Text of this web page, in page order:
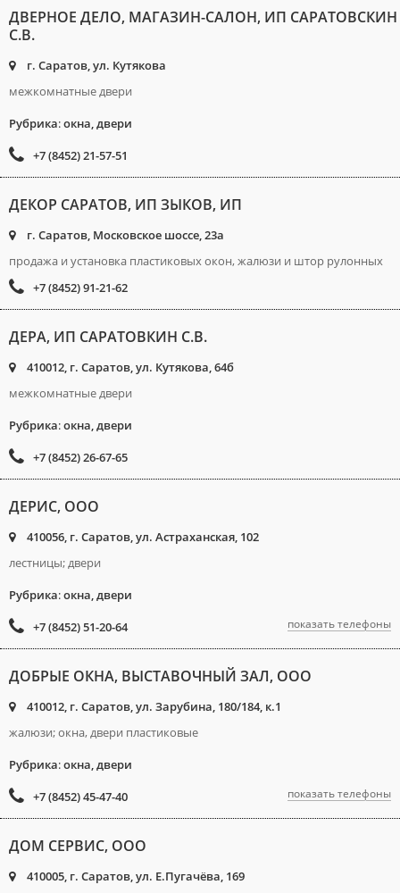
ДВЕРНОЕ ДЕЛО, МАГАЗИН-САЛОН, ИП САРАТОВСКИН
С.В.
г. Саратов, ул. Кутякова
межкомнатные двери
Рубрика:окна, двери
+7 (8452) 21-57-51
ДЕКОР САРАТОВ, ИП ЗЫКОВ, ИП
г. Саратов, Московское шоссе, 23а
продажа и установка пластиковых окон, жалюзи и штор рулонных
+7 (8452) 91-21-62
ДЕРА, ИП САРАТОВКИН С.В.
410012, г. Саратов, ул. Кутякова, 64б
межкомнатные двери
Рубрика:окна, двери
+7 (8452) 26-67-65
ДЕРИС, ООО
410056, г. Саратов, ул. Астраханская, 102
лестницы; двери
Рубрика:окна, двери
+7 (8452) 51-20-64
показать телефоны
ДОБРЫЕ ОКНА, ВЫСТАВОЧНЫЙ ЗАЛ, ООО
410012, г. Саратов, ул. Зарубина, 180/184, к.1
жалюзи; окна, двери пластиковые
Рубрика:окна, двери
+7 (8452) 45-47-40
показать телефоны
ДОМ СЕРВИС, ООО
410005, г. Саратов, ул. Е.Пугачёва, 169